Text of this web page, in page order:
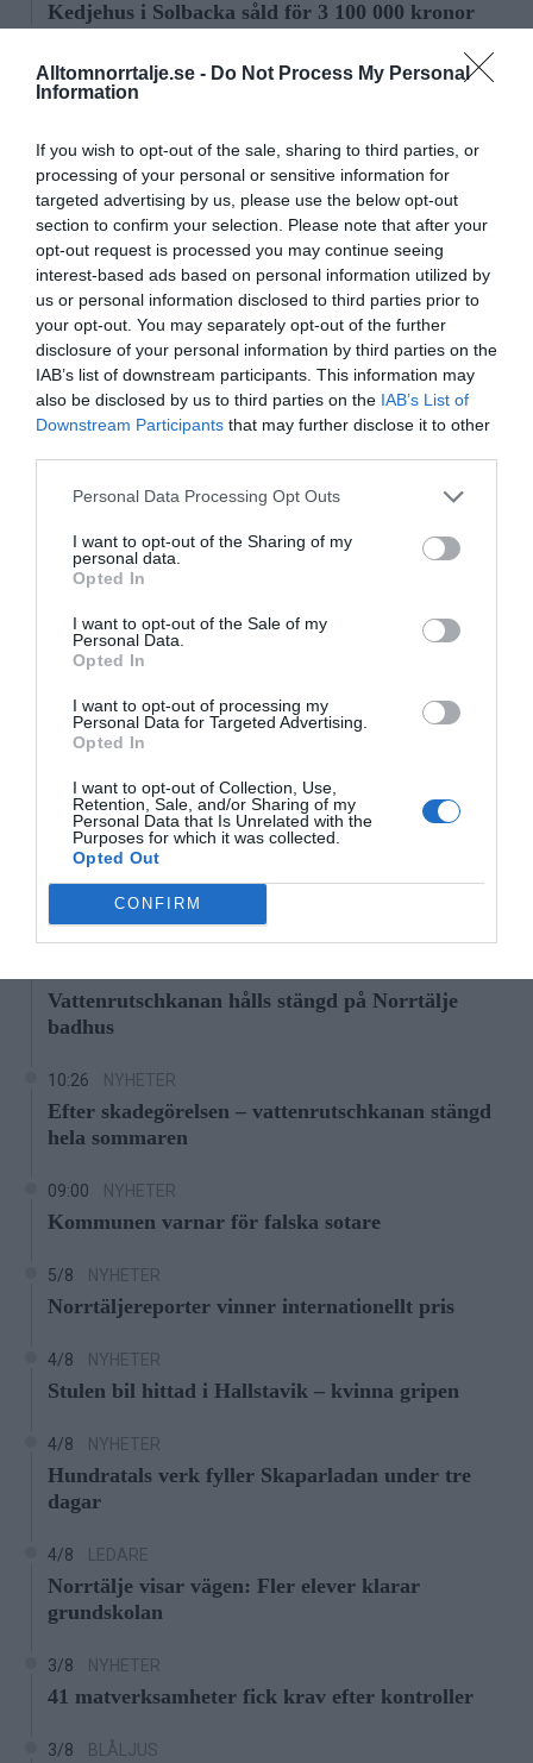
Alltomnorrtalje.se - Do Not Process My Personal
Information
If you wish to opt-out of the sale, sharing to third parties, or
processing of your personal or sensitive information for
targeted advertising by us, please use the below opt-out
section to confirm your selection. Please note that after your
opt-out request is processed you may continue seeing
interest-based ads based on personal information utilized by
us or personal information disclosed to third parties prior to
your opt-out. You may separately opt-out of the further
disclosure of your personal information by third parties on the
IAB’s list of downstream participants. This information may
also be disclosed by us to third parties on the IAB’s List of
Downstream Participants that may further disclose it to other
Personal Data Processing Opt Outs
I want to opt-out of the Sharing of my
personal data.
Opted In
I want to opt-out of the Sale of my
Personal Data.
Opted In
I want to opt-out of processing my
Personal Data for Targeted Advertising.
Opted In
I want to opt-out of Collection, Use,
Retention, Sale, and/or Sharing of my
Personal Data that Is Unrelated with the
Purposes for which it was collected.
Opted Out
CONFIRM
Kedjehus i Solbacka såld för 3 100 000 kronor
Nystartade bolag
KGT Fastighet AB registrerat – fastighetsbolag i
Rimbo
16/4 NYA BOLAG
Panthalassa Åre AB registrerat –
fastighetsförvaltning i Yxlan
25/3 NYA BOLAG
Nytt fastighetsförvaltningsbolag registerat i
Norrtälje
18/3 NYA BOLAG
NordHem Måleri AB registrerat – måleriföretag i
Norrtälje
Lokalt väder
25°C Molnigt
08:00
25°C
09:00
27°C
10:00 11:00
Senaste nytt
Vattenrutschkanan hålls stängd på Norrtälje
badhus
10:26 NYHETER
Efter skadegörelsen – vattenrutschkanan stängd
hela sommaren
09:00 NYHETER
Kommunen varnar för falska sotare
5/8 NYHETER
Norrtäljereporter vinner internationellt pris
4/8 NYHETER
Stulen bil hittad i Hallstavik – kvinna gripen
4/8 NYHETER
Hundratals verk fyller Skaparladan under tre
dagar
4/8 LEDARE
Norrtälje visar vägen: Fler elever klarar
grundskolan
3/8 NYHETER
41 matverksamheter fick krav efter kontroller
3/8 BLÅLJUS